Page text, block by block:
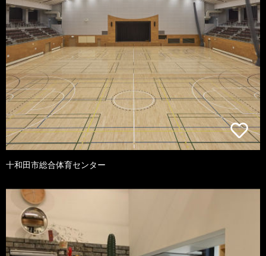
十和田市総合体育センター